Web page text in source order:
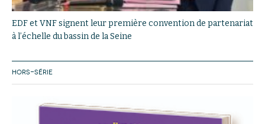
EDF et VNF signent leur première convention de partenariat
à l’échelle du bassin de la Seine
HORS-SÉRIE